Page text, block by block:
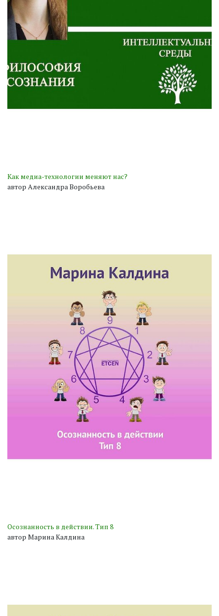
Как медиа-технологии меняют нас?
автор Александра Воробьева
Осознанность в действии. Тип 8
автор Марина Калдина